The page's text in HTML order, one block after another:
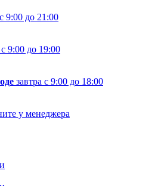
9:00 до 21:00
с 9:00 до 19:00
завтра с 9:00 до 18:00
у менеджера